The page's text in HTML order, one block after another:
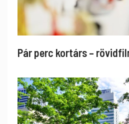
Pár perc kortárs –